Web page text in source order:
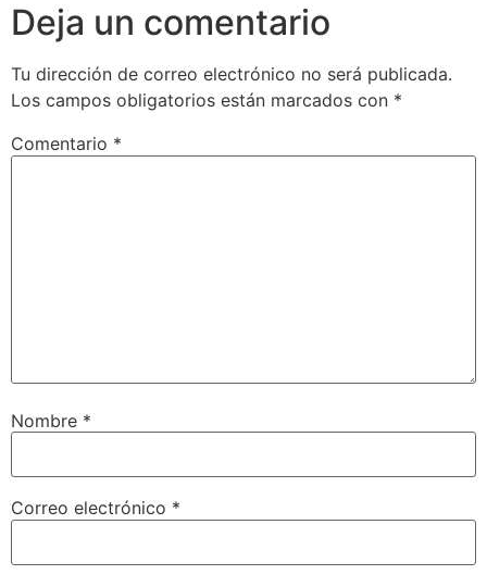
Deja un comentario
Tu dirección de correo electrónico no será publicada.
Los campos obligatorios están marcados con *
Comentario *
Nombre *
Correo electrónico *